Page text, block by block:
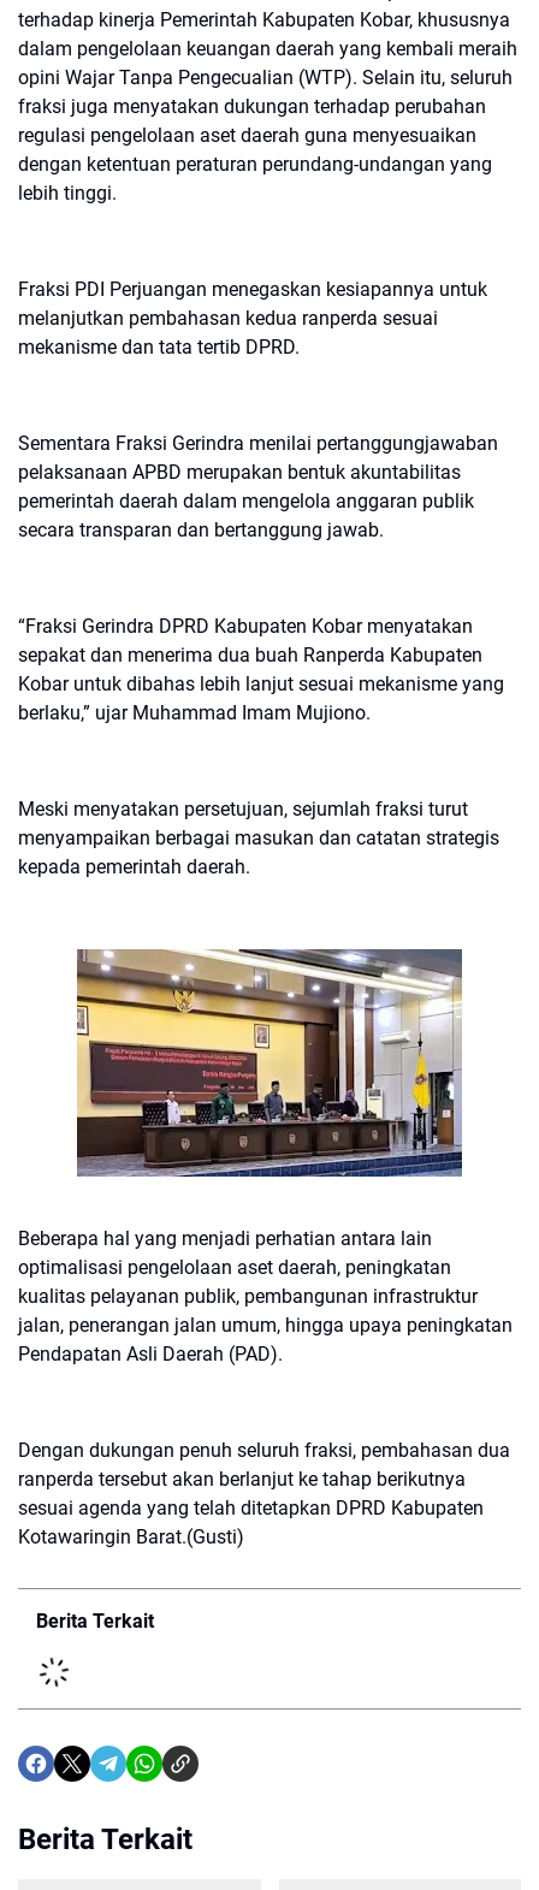
terhadap kinerja Pemerintah Kabupaten Kobar, khususnya
dalam pengelolaan keuangan daerah yang kembali meraih
opini Wajar Tanpa Pengecualian (WTP). Selain itu, seluruh
fraksi juga menyatakan dukungan terhadap perubahan
regulasi pengelolaan aset daerah guna menyesuaikan
dengan ketentuan peraturan perundang-undangan yang
lebih tinggi.
Fraksi PDI Perjuangan menegaskan kesiapannya untuk
melanjutkan pembahasan kedua ranperda sesuai
mekanisme dan tata tertib DPRD.
Sementara Fraksi Gerindra menilai pertanggungjawaban
pelaksanaan APBD merupakan bentuk akuntabilitas
pemerintah daerah dalam mengelola anggaran publik
secara transparan dan bertanggung jawab.
“Fraksi Gerindra DPRD Kabupaten Kobar menyatakan
sepakat dan menerima dua buah Ranperda Kabupaten
Kobar untuk dibahas lebih lanjut sesuai mekanisme yang
berlaku,” ujar Muhammad Imam Mujiono.
Meski menyatakan persetujuan, sejumlah fraksi turut
menyampaikan berbagai masukan dan catatan strategis
kepada pemerintah daerah.
Beberapa hal yang menjadi perhatian antara lain
optimalisasi pengelolaan aset daerah, peningkatan
kualitas pelayanan publik, pembangunan infrastruktur
jalan, penerangan jalan umum, hingga upaya peningkatan
Pendapatan Asli Daerah (PAD).
Dengan dukungan penuh seluruh fraksi, pembahasan dua
ranperda tersebut akan berlanjut ke tahap berikutnya
sesuai agenda yang telah ditetapkan DPRD Kabupaten
Kotawaringin Barat.(Gusti)
Berita Terkait
Berita Terkait